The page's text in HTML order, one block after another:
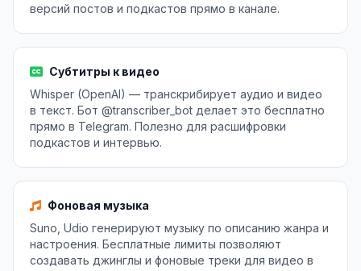
версий постов и подкастов прямо в канале.
Субтитры к видео
Whisper (OpenAI) — транскрибирует аудио и видео
в текст. Бот @transcriber_bot делает это бесплатно
прямо в Telegram. Полезно для расшифровки
подкастов и интервью.
Фоновая музыка
Suno, Udio генерируют музыку по описанию жанра и
настроения. Бесплатные лимиты позволяют
создавать джинглы и фоновые треки для видео в